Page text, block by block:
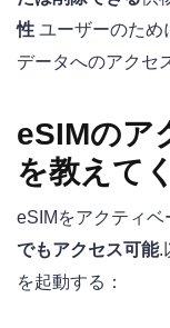
性 ユーザーのため
データへのアクセ
eSIMのア
を教えて
eSIMをアクティベ
でもアクセス可能.
を起動する：